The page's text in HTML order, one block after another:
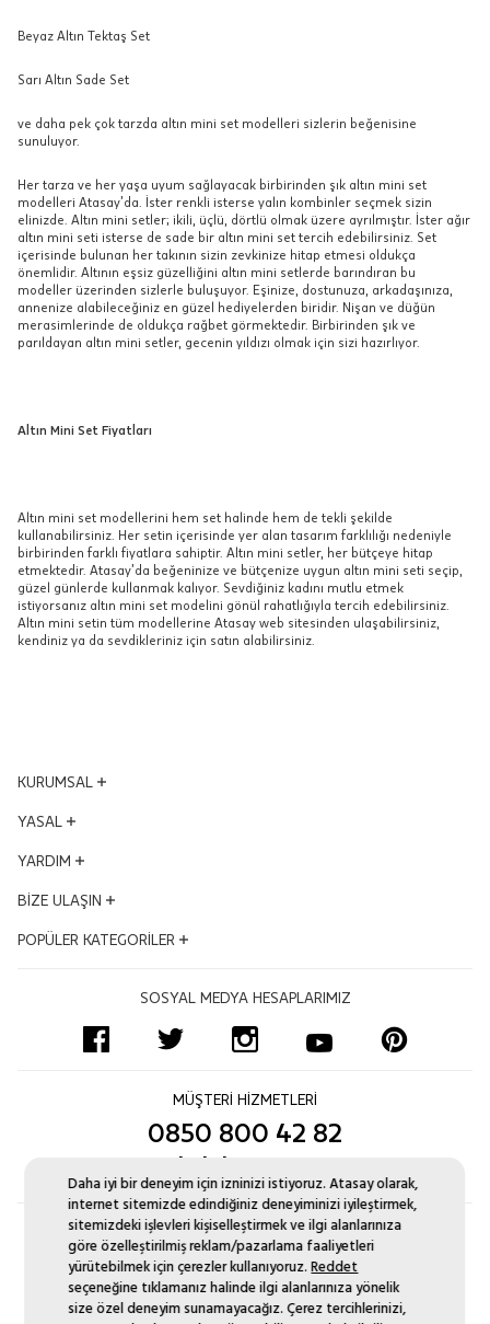
Daha iyi bir deneyim için izninizi istiyoruz. Atasay olarak,
internet sitemizde edindiğiniz deneyiminizi iyileştirmek,
sitemizdeki işlevleri kişiselleştirmek ve ilgi alanlarınıza
göre özelleştirilmiş reklam/pazarlama faaliyetleri
yürütebilmek için çerezler kullanıyoruz.Reddet
seçeneğine tıklamanız halinde ilgi alanlarınıza yönelik
size özel deneyim sunamayacağız. Çerez tercihlerinizi,
Beyaz Altın Tektaş Set
Sarı Altın Sade Set
ve daha pek çok tarzda altın mini set modelleri sizlerin beğenisine
sunuluyor.
Her tarza ve her yaşa uyum sağlayacak birbirinden şık altın mini set
modelleri Atasay’da. İster renkli isterse yalın kombinler seçmek sizin
elinizde. Altın mini setler; ikili, üçlü, dörtlü olmak üzere ayrılmıştır. İster ağır
altın mini seti isterse de sade bir altın mini set tercih edebilirsiniz. Set
içerisinde bulunan her takının sizin zevkinize hitap etmesi oldukça
önemlidir. Altının eşsiz güzelliğini altın mini setlerde barındıran bu
modeller üzerinden sizlerle buluşuyor. Eşinize, dostunuza, arkadaşınıza,
annenize alabileceğiniz en güzel hediyelerden biridir. Nişan ve düğün
merasimlerinde de oldukça rağbet görmektedir. Birbirinden şık ve
parıldayan altın mini setler, gecenin yıldızı olmak için sizi hazırlıyor.
Altın Mini Set Fiyatları
Altın mini set modellerini hem set halinde hem de tekli şekilde
kullanabilirsiniz. Her setin içerisinde yer alan tasarım farklılığı nedeniyle
birbirinden farklı fiyatlara sahiptir. Altın mini setler, her bütçeye hitap
etmektedir. Atasay’da beğeninize ve bütçenize uygun altın mini seti seçip,
güzel günlerde kullanmak kalıyor. Sevdiğiniz kadını mutlu etmek
istiyorsanız altın mini set modelini gönül rahatlığıyla tercih edebilirsiniz.
Altın mini setin tüm modellerine Atasay web sitesinden ulaşabilirsiniz,
kendiniz ya da sevdikleriniz için satın alabilirsiniz.
KURUMSAL
Yönetim Kurulu
Dünden Bugüne
Ödüllerimiz
Kampanyalar
Kurumsal Satış
YASAL
KVKK Aydınlatma Metni
Kalite ve Çevre Politikası
Çerez Politikası
YARDIM
Hesabım
İptal & İade Şartları
İşlem Rehberi
Site Haritası
BİZE ULAŞIN
Adres ve Konum
POPÜLER KATEGORİLER
Pırlanta Tektaş Yüzük
Zincir Kolye
Monaco Chain
SOSYAL MEDYA HESAPLARIMIZ
MÜŞTERİ HİZMETLERİ
0850 800 42 82
musteri.iliskileri@atasay.com